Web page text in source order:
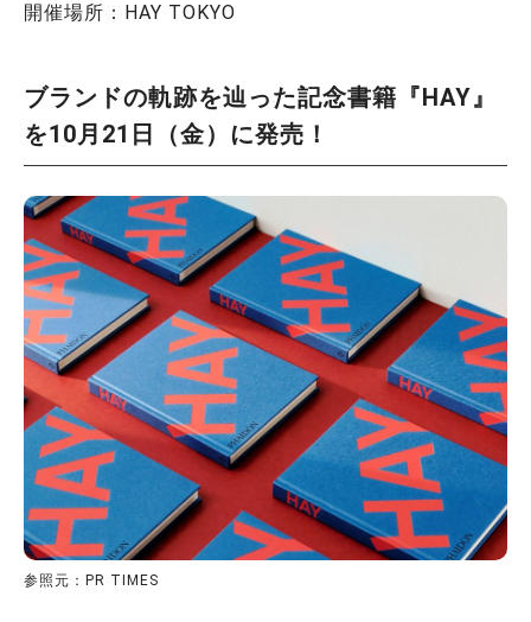
開催場所：HAY TOKYO
ブランドの軌跡を辿った記念書籍『HAY』
を10月21日（金）に発売！
参照元：PR TIMES